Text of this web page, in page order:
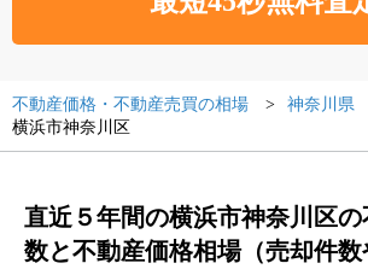
不動産価格・不動産売買の相場
神奈川県
横浜市神奈川区
直近５年間の横浜市神奈川区
数と不動産価格相場（売却件